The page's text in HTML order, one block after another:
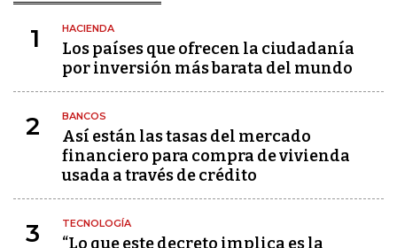
1 HACIENDA
Los países que ofrecen la ciudadanía
por inversión más barata del mundo
2 BANCOS
Así están las tasas del mercado
financiero para compra de vivienda
usada a través de crédito
3 TECNOLOGÍA
“Lo que este decreto implica es la